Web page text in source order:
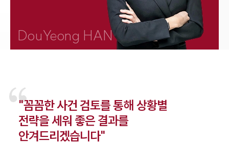
DouYeong HAN
"꼼꼼한 사건 검토를 통해 상황별
전략을 세워 좋은 결과를
안겨드리겠습니다"